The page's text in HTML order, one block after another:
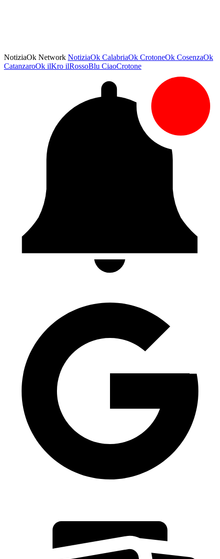
NotiziaOk Network NotiziaOk CalabriaOk CrotoneOk CosenzaOk
CatanzaroOk ilKro ilRossoBlu CiaoCrotone